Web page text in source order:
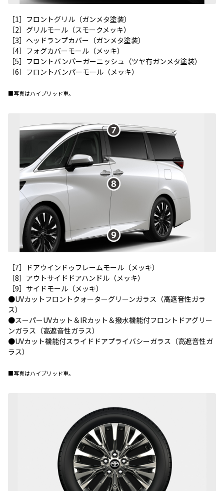
［1］フロントグリル（ガンメタ塗装）
［2］グリルモール（スモークメッキ）
［3］ヘッドランプカバー（ガンメタ塗装）
［4］フォグカバーモール（メッキ）
［5］フロントバンパーガーニッシュ（ツヤ有ガンメタ塗装）
［6］フロントバンパーモール（メッキ）
■写真はハイブリッド車。
［7］ドアウインドゥフレームモール（メッキ）
［8］アウトサイドドアハンドル（メッキ）
［9］サイドモール（メッキ）
●UVカットフロントクォーターグリーンガラス（高遮音性ガラ
ス）
●スーパーUVカット＆IRカット＆撥水機能付フロントドアグリー
ンガラス（高遮音性ガラス）
●UVカット機能付スライドドアプライバシーガラス（高遮音性ガ
ラス）
■写真はハイブリッド車。